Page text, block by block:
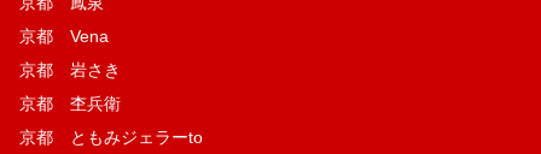
京都 Vena
京都 岩さき
京都 杢兵衛
京都 ともみジェラーto